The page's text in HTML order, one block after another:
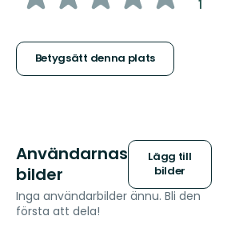
stjärnor
Betygsätt denna plats
1:
Användarnas
bilder
Lägg till
bilder
Inga användarbilder ännu. Bli den
första att dela!